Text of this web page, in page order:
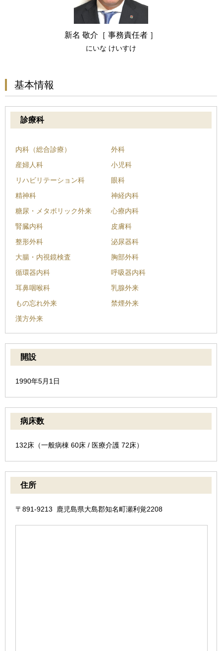
新名 敬介［ 事務責任者 ］
にいな けいすけ
基本情報
診療科
内科（総合診療）
外科
産婦人科
小児科
リハビリテーション科
眼科
精神科
神経内科
糖尿・メタボリック外来
心療内科
腎臓内科
皮膚科
整形外科
泌尿器科
大腸・内視鏡検査
胸部外科
循環器内科
呼吸器内科
耳鼻咽喉科
乳腺外来
もの忘れ外来
禁煙外来
漢方外来
開設
1990年5月1日
病床数
132床（一般病棟 60床 / 医療介護 72床）
住所
〒891-9213 鹿児島県大島郡知名町瀬利覚2208